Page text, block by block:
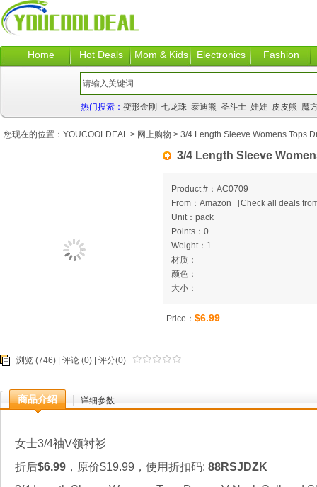
Home Hot Deals Mom & Kids Electronics Fashion
热门搜索： 变形金刚 七龙珠 泰迪熊 圣斗士 娃娃 皮皮熊 魔
3/4 Length Sleeve
Product #：AC0709
From：Amazon
[Check all deals
Unit：pack
Points：0
Weight：1
材质：
颜色：
大小：
Price： $6.99
浏览 (746) | 评论 (0) | 评分(0)
商品介绍 详细参数
女士3/4袖V领衬衫
折后$6.99 ，原价$19.99，使用折扣码: 88RSJDZK
您现在的位置： YOUCOOLDEAL > 网上购物 > 3/4 Length Sleeve Womens Tops